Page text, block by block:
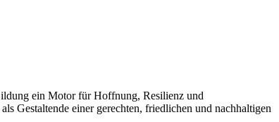
ein Motor für Hoffnung, Resilienz und
Gestaltende einer gerechten, friedlichen und nachhaltigen